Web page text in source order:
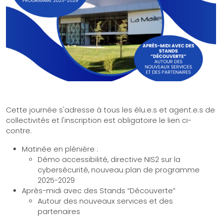
Cette journée s'adresse à tous les élu.e.s et agent.e.s de
collectivités et l'inscription est obligatoire le lien ci-
contre.
Matinée en plénière :
Démo accessibilité, directive NIS2 sur la
cybersécurité, nouveau plan de programme
2025-2029
Après-midi avec des Stands “Découverte”
Autour des nouveaux services et des
partenaires